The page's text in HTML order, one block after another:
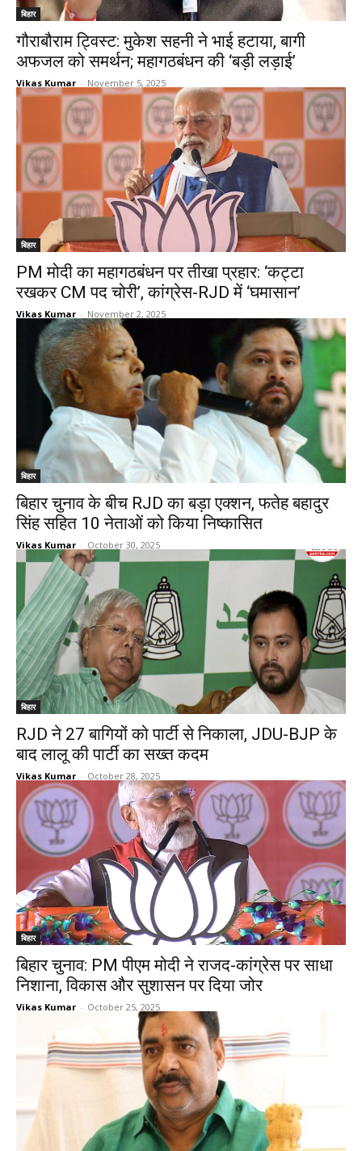
बिहार
गौराबौराम ट्विस्ट: मुकेश सहनी ने भाई हटाया, बागी
अफजल को समर्थन; महागठबंधन की ‘बड़ी लड़ाई’
Vikas Kumar - November 5, 2025
बिहार
PM मोदी का महागठबंधन पर तीखा प्रहार: ‘कट्टा
रखकर CM पद चोरी’, कांग्रेस-RJD में ‘घमासान’
Vikas Kumar - November 2, 2025
बिहार
बिहार चुनाव के बीच RJD का बड़ा एक्शन, फतेह बहादुर
सिंह सहित 10 नेताओं को किया निष्कासित
Vikas Kumar - October 30, 2025
बिहार
RJD ने 27 बागियों को पार्टी से निकाला, JDU-BJP के
बाद लालू की पार्टी का सख्त कदम
Vikas Kumar - October 28, 2025
बिहार
बिहार चुनाव: PM पीएम मोदी ने राजद-कांग्रेस पर साधा
निशाना, विकास और सुशासन पर दिया जोर
Vikas Kumar - October 25, 2025